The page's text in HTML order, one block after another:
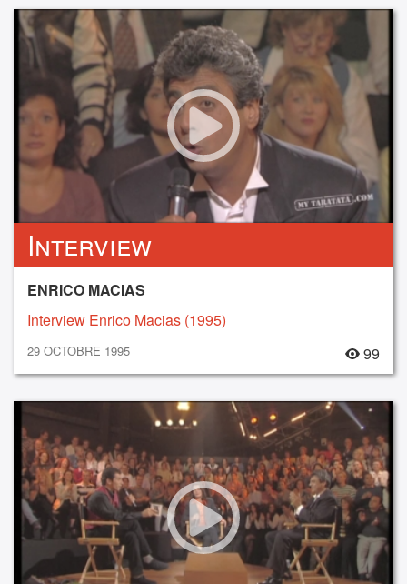
Interview
ENRICO MACIAS
Interview Enrico Macias (1995)
29 OCTOBRE 1995 99